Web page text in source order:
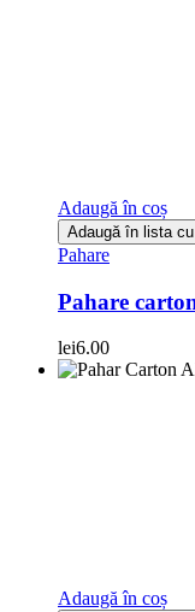
Adaugă în coș
Adaugă în lista
Pahare
Pahare
lei6.00
Adaugă în coș